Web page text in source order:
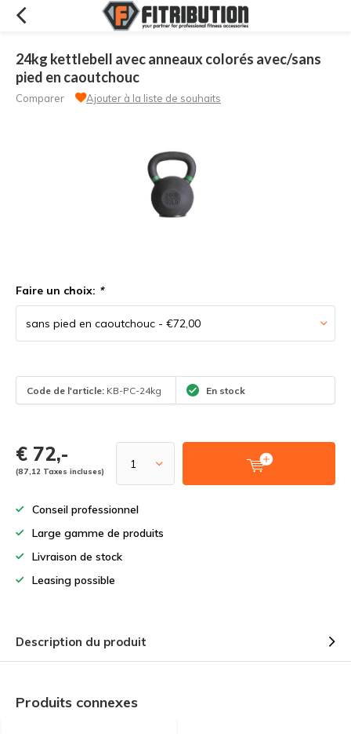
24kg kettlebell avec anneaux colorés avec/sans
pied en caoutchouc
Comparer Ajouter à la liste de souhaits
Faire un choix: *
Code de l'article: KB-PC-24kg En stock
€ 72,-
(87,12 Taxes incluses)
Conseil professionnel
Large gamme de produits
Livraison de stock
Leasing possible
Description du produit
Produits connexes